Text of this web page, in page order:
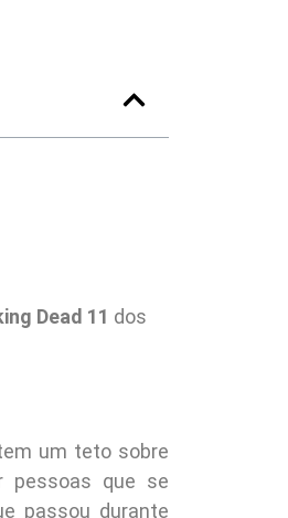
Dead 11 dos
um teto sobre
pessoas que se
passou durante